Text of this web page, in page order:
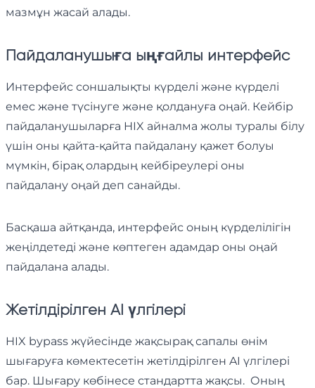
мазмұн жасай алады.
Пайдаланушыға ыңғайлы интерфейс
Интерфейс соншалықты күрделі және күрделі
емес және түсінуге және қолдануға оңай. Кейбір
пайдаланушыларға HIX айналма жолы туралы білу
үшін оны қайта-қайта пайдалану қажет болуы
мүмкін, бірақ олардың кейбіреулері оны
пайдалану оңай деп санайды.
Басқаша айтқанда, интерфейс оның күрделілігін
жеңілдетеді және көптеген адамдар оны оңай
пайдалана алады.
Жетілдірілген AI үлгілері
HIX bypass жүйесінде жақсырақ сапалы өнім
шығаруға көмектесетін жетілдірілген AI үлгілері
бар. Шығару көбінесе стандартта жақсы. Оның